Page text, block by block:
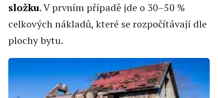
složku. V prvním případě jde o 30–50 %
celkových nákladů, které se rozpočítávají dle
plochy bytu.